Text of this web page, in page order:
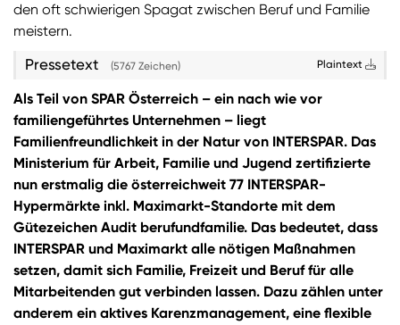
den oft schwierigen Spagat zwischen Beruf und Familie
meistern.
Pressetext (5767 Zeichen) Plaintext
Als Teil von SPAR Österreich – ein nach wie vor
familiengeführtes Unternehmen – liegt
Familienfreundlichkeit in der Natur von INTERSPAR. Das
Ministerium für Arbeit, Familie und Jugend zertifizierte
nun erstmalig die österreichweit 77 INTERSPAR-
Hypermärkte inkl. Maximarkt-Standorte mit dem
Gütezeichen Audit berufundfamilie. Das bedeutet, dass
INTERSPAR und Maximarkt alle nötigen Maßnahmen
setzen, damit sich Familie, Freizeit und Beruf für alle
Mitarbeitenden gut verbinden lassen. Dazu zählen unter
anderem ein aktives Karenzmanagement, eine flexible